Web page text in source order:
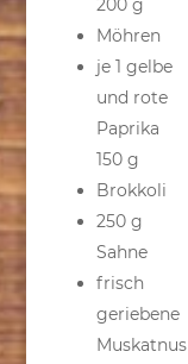
200 g
Möhren
je 1 gelbe
und rote
Paprika
150 g
Brokkoli
250 g
Sahne
frisch
geriebene
Muskatnus